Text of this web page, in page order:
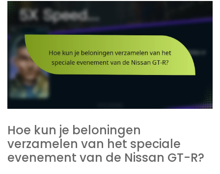
Hoe kun je beloningen
verzamelen van het speciale
evenement van de Nissan GT-R?